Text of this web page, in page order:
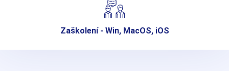
Zaškolení - Win, MacOS, iOS